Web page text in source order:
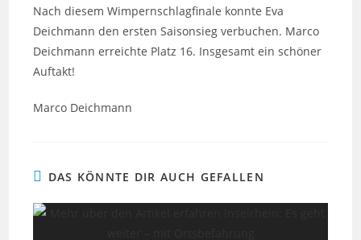
Nach diesem Wimpernschlagfinale konnte Eva
Deichmann den ersten Saisonsieg verbuchen. Marco
Deichmann erreichte Platz 16. Insgesamt ein schöner
Auftakt!
Marco Deichmann
DAS KÖNNTE DIR AUCH GEFALLEN